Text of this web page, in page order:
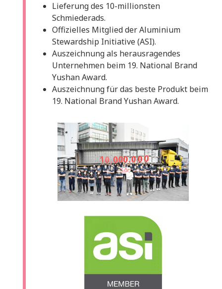
Lieferung des 10-millionsten
Schmiederads.
Offizielles Mitglied der Aluminium
Stewardship Initiative (ASI).
Auszeichnung als herausragendes
Unternehmen beim 19. National Brand
Yushan Award.
Auszeichnung für das beste Produkt beim
19. National Brand Yushan Award.